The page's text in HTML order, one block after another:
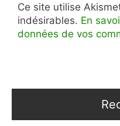
Ce site utilise
indésirables. En
données de vos